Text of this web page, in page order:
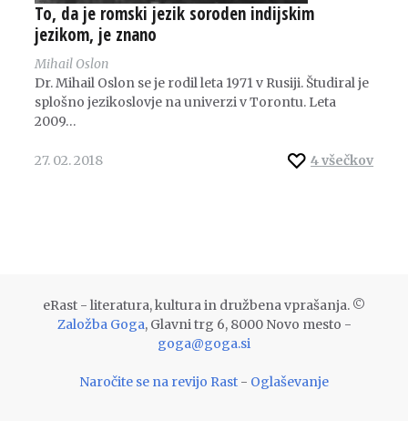
To, da je romski jezik soroden indijskim
jezikom, je znano
Mihail Oslon
Dr. Mihail Oslon se je rodil leta 1971 v Rusiji. Študiral je
splošno jezikoslovje na univerzi v Torontu. Leta
2009…
4všečkov
27. 02. 2018
eRast - literatura, kultura in družbena vprašanja. ©
Založba Goga, Glavni trg 6, 8000 Novo mesto -
goga@goga.si
Naročite se na revijo Rast - Oglaševanje